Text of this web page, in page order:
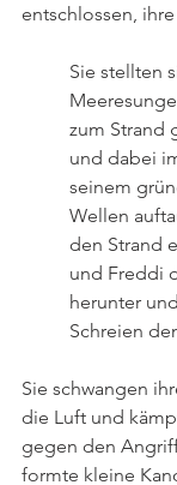
entschlossen,
Sie stellten
zum Strand
und dabei
seinem
Wellen
den Strand
und Freddi
herunter
Schreien
Sie schwangen
die Luft und
gegen den
formte kleine